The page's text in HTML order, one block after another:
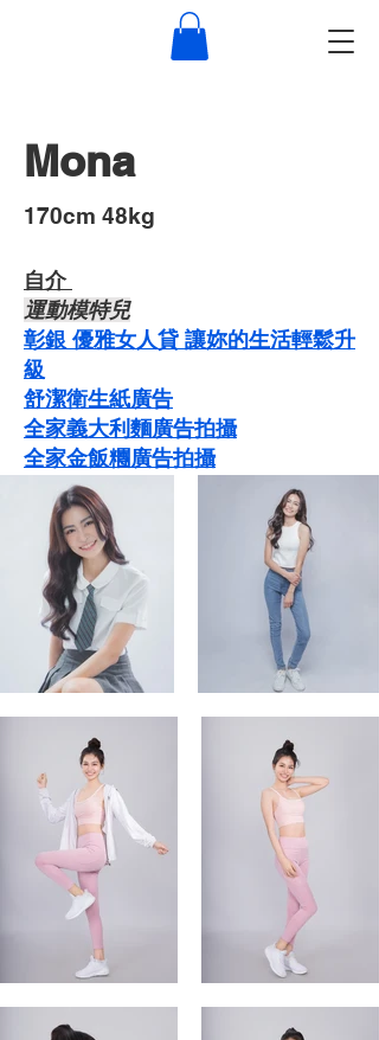
Mona
​170cm 48kg
自介 ​
運動模特兒
彰銀 優雅女人貸 讓妳的生活輕鬆升
級
舒潔衛生紙廣告
​​全家義大利麵廣告拍攝
​全家金飯糰廣告拍攝